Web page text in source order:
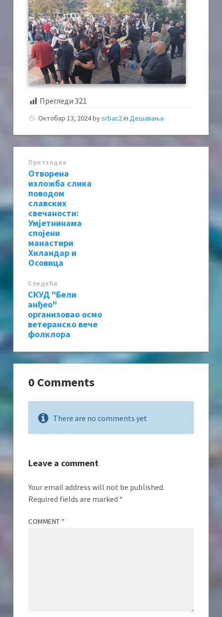
Прегледи 321
Октобар 13, 2024bysrbac2 in Дешавања
Претходна
Отворена
изложба слика
поводом
славских
свечаности:
Умјетнинама
спојени
манастири
Хиландар и
Осовица
Следећa
СКУД "Бели
анђео"
организовао осмо
ветеранско вече
фолклора
0 Comments
There are no comments yet
Leave a comment
Your email address will not be published.
Required fields are marked *
COMMENT *